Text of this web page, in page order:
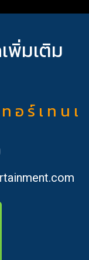
พิ่มเติม
อ ร์ เ ท น เ